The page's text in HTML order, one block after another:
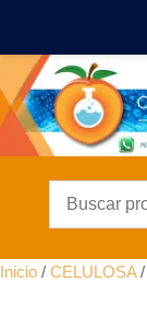
Inicio / CELULOSA/